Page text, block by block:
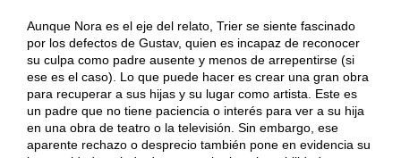
Aunque Nora es el eje del relato, Trier se siente fascinado
por los defectos de Gustav, quien es incapaz de reconocer
su culpa como padre ausente y menos de arrepentirse (si
ese es el caso). Lo que puede hacer es crear una gran obra
para recuperar a sus hijas y su lugar como artista. Este es
un padre que no tiene paciencia o interés para ver a su hija
en una obra de teatro o la televisión. Sin embargo, ese
aparente rechazo o desprecio también pone en evidencia su